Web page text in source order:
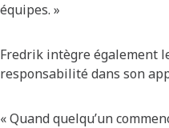
équipes. »
Fredrik intègre également
responsabilité dans son
« Quand quelqu’un